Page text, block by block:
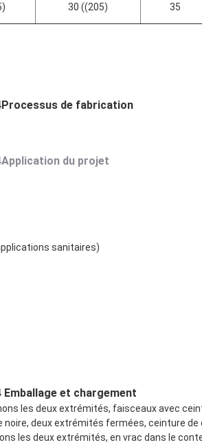
30 ((205) 35
Processus de fabrication
Application du projet
sanitaires)
Emballage et chargement
les deux extrémités, faisceaux avec
deux extrémités fermées, ceinture de
les deux extrémités, en vrac dans le